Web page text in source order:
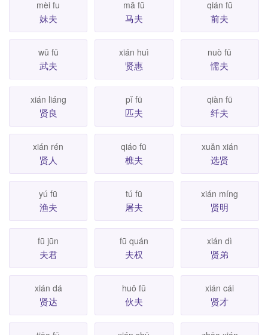
mèi fu
妹夫
mă fū
马夫
qián fū
前夫
wǔ fū
武夫
xián huì
贤惠
nuò fū
懦夫
xián liáng
贤良
pǐ fū
匹夫
qiàn fū
纤夫
xián rén
贤人
qiáo fū
樵夫
xuăn xián
选贤
yú fū
渔夫
tú fū
屠夫
xián míng
贤明
fū jūn
夫君
fū quán
夫权
xián dì
贤弟
xián dá
贤达
huǒ fū
伙夫
xián cái
贤才